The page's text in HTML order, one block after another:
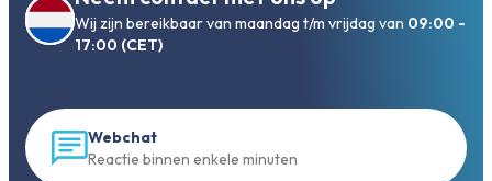
Wij zijn bereikbaar van maandag t/m vrijdag van 09:00 -
17:00 (CET)
Webchat
Reactie binnen enkele minuten